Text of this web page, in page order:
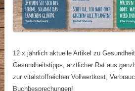
12 x jährlich aktuelle Artikel zu
Gesundheitstipps, ärztlicher Rat aus
zur vitalstoffreichen Vollwertkost,
Buchbesprechungen!